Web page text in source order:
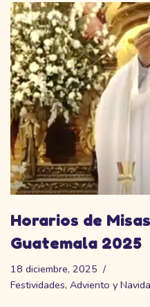
Horarios de
Guatemala 2025
18 diciembre, 2025
Festividades, Adviento y